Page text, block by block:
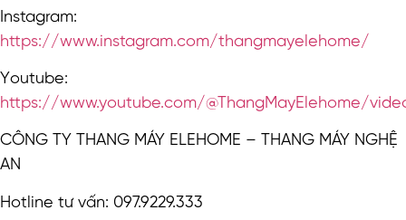
Instagram:
https://www.instagram.com/thangmayelehome/
Youtube:
https://www.youtube.com/@ThangMayElehome/
CÔNG TY THANG MÁY ELEHOME – THANG MÁY NGHỆ
AN
Hotline tư vấn: 097.9229.333